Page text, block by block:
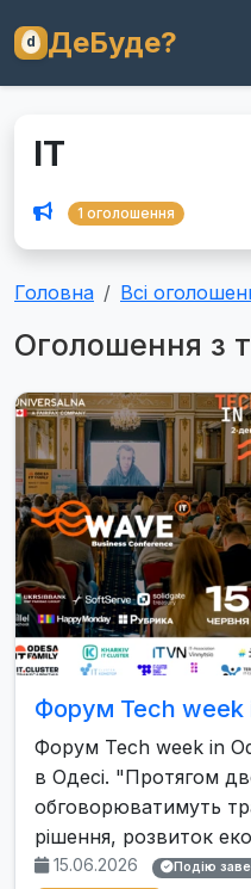
ДеБуде?
IT
1 оголошення
Головна Всі
Оголошення з
Форум Tech week
Форум Tech week in
в Одесі. "Протягом
обговорюватимуть
рішення, розвиток
15.06.2026 Подію